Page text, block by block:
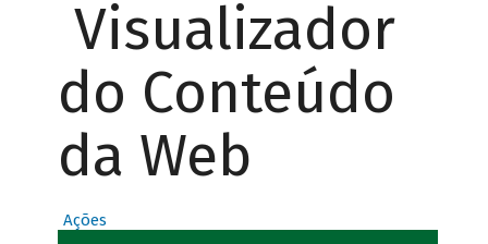
Visualizador
do Conteúdo
da Web
Ações